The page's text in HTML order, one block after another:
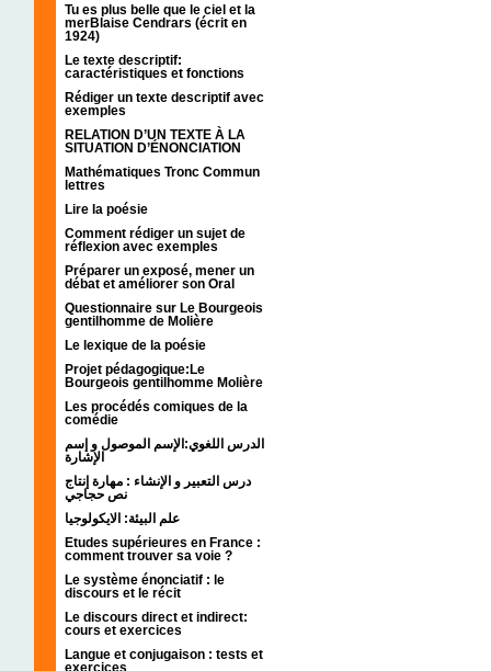
Tu es plus belle que le ciel et la
merBlaise Cendrars (écrit en
1924)
Le texte descriptif:
caractéristiques et fonctions
Rédiger un texte descriptif avec
exemples
RELATION D’UN TEXTE À LA
SITUATION D’ÉNONCIATION
Mathématiques Tronc Commun
lettres
Lire la poésie
Comment rédiger un sujet de
réflexion avec exemples
Préparer un exposé, mener un
débat et améliorer son Oral
Questionnaire sur Le Bourgeois
gentilhomme de Molière
Le lexique de la poésie
Projet pédagogique:Le
Bourgeois gentilhomme Molière
Les procédés comiques de la
comédie
الدرس اللغوي:الإسم الموصول و إسم
الإشارة
درس التعبير و الإنشاء : مهارة إنتاج
نص حجاجي
علم البيئة: الايكولوجيا
Etudes supérieures en France :
comment trouver sa voie ?
Le système énonciatif : le
discours et le récit
Le discours direct et indirect:
cours et exercices
Langue et conjugaison : tests et
exercices